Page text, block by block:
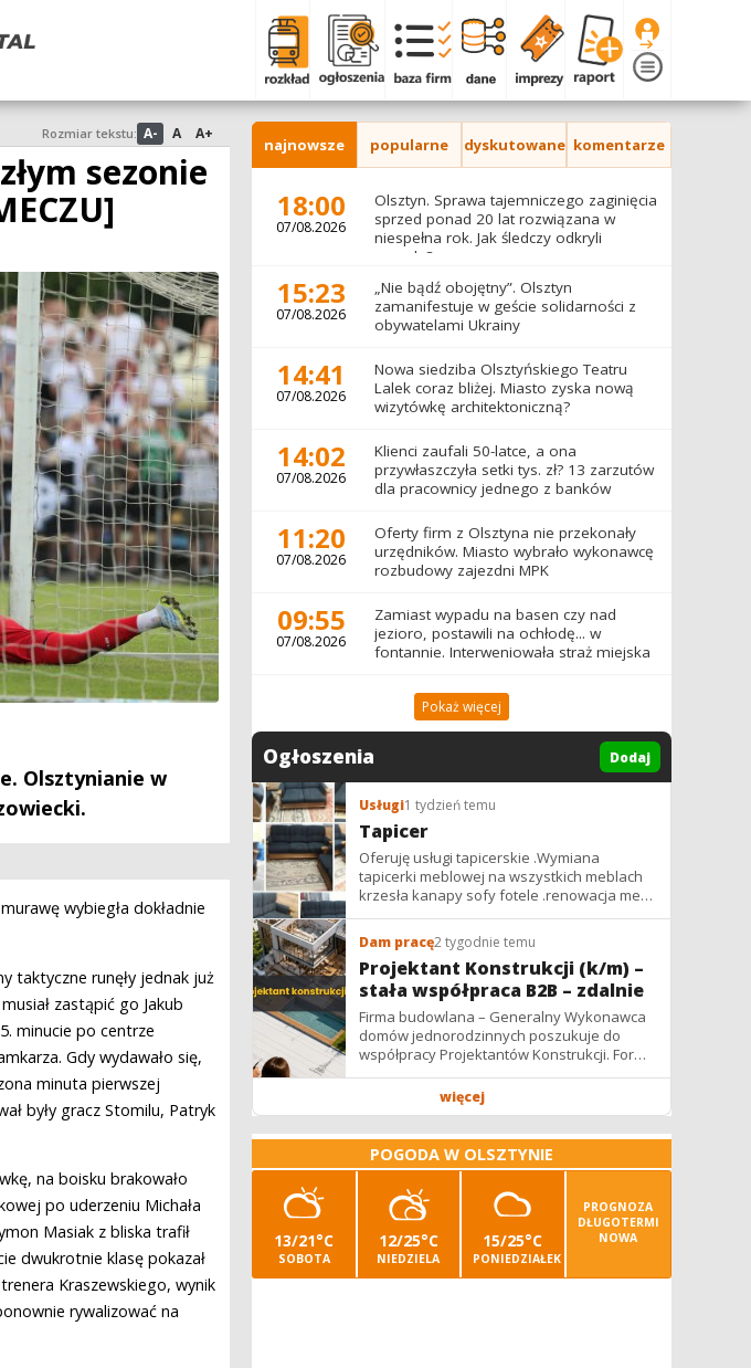
Rozmiar tekstu: A- A A+
sezonie
Olsztynianie w
wybiegła dokładnie
taktyczne runęły jednak już
zastąpić go Jakub
minucie po centrze
Gdy wydawało się,
minuta pierwszej
były gracz Stomilu, Patryk
na boisku brakowało
po uderzeniu Michała
Masiak z bliska trafił
dwukrotnie klasę pokazał
Kraszewskiego, wynik
rywalizować na
najnowsze popularne dyskutowane komentarze
18:00
07/08.2026
Olsztyn. Sprawa tajemniczego zaginięcia
sprzed ponad 20 lat rozwiązana w
niespełna rok. Jak śledczy odkryli
prawdę?
15:23
07/08.2026
„Nie bądź obojętny”. Olsztyn
zamanifestuje w geście solidarności z
obywatelami Ukrainy
14:41
07/08.2026
Nowa siedziba Olsztyńskiego Teatru
Lalek coraz bliżej. Miasto zyska nową
wizytówkę architektoniczną?
14:02
07/08.2026
Klienci zaufali 50-latce, a ona
przywłaszczyła setki tys. zł? 13 zarzutów
dla pracownicy jednego z banków
11:20
07/08.2026
Oferty firm z Olsztyna nie przekonały
urzędników. Miasto wybrało wykonawcę
rozbudowy zajezdni MPK
09:55
07/08.2026
Zamiast wypadu na basen czy nad
jezioro, postawili na ochłodę... w
fontannie. Interweniowała straż miejska
Pokaż więcej
Ogłoszenia Dodaj
Usługi1 tydzień temu
Tapicer
Oferuję usługi tapicerskie .Wymiana
tapicerki meblowej na wszystkich meblach
krzesła kanapy sofy fotele .renowacja mebli
vintage,PRL. glamur
Dam pracę2 tygodnie temu
Projektant Konstrukcji (k/m) –
stała współpraca B2B – zdalnie
Firma budowlana – Generalny Wykonawca
domów jednorodzinnych poszukuje do
współpracy Projektantów Konstrukcji. Forma
współpracy: B2B / podwykonawstwo –
więcej
POGODA W OLSZTYNIE
13/21°C
SOBOTA
12/25°C
NIEDZIELA
15/25°C
PONIEDZIAŁEK
PROGNOZA
DŁUGOTERMI
NOWA